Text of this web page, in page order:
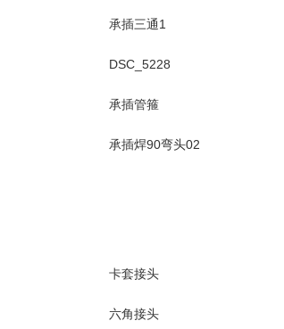
承插三通1
DSC_5228
承插管箍
承插焊90弯头02
卡套接头
六角接头